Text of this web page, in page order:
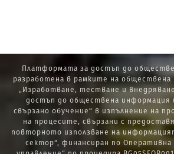
Платформата за достъп до
разработена в рамките на обществена
„Изработване, тестване и
достъп до обществена информация
свързано обучение“ в изпълнение на
на процесите, свързани с
повторното използване на
сектор“, финансиран по Оперативна